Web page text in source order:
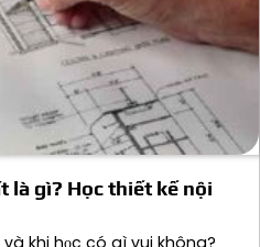
là gì? Học thiết kế nội
khi học có gì vui không?